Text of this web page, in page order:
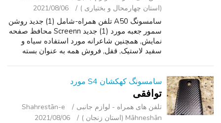
(استان چهارمحال و بختیاری )
2021/08/06
سامسونگ A50 تلفن همراه-شامل (1) جدید روشن
سمور جعبه مورد (1) جدید Screenn محافظ صفحه
نمایش, همچنین شاعرانه مورد استفاده سیاه و
سفید لاستیک, قفل, فروش همه به عنوان بسته
سامسونگ کهکشان S4 مورد
توافقی
تلفن ‌های همراه - لوازم جانبی
Shahrestān-e
Māhneshān (استان زنجان )
2021/08/06